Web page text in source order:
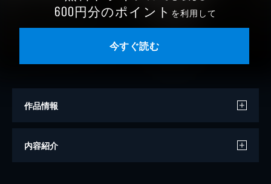
600円分のポイント を利用して
今すぐ読む
作品情報
モデル
内容紹介